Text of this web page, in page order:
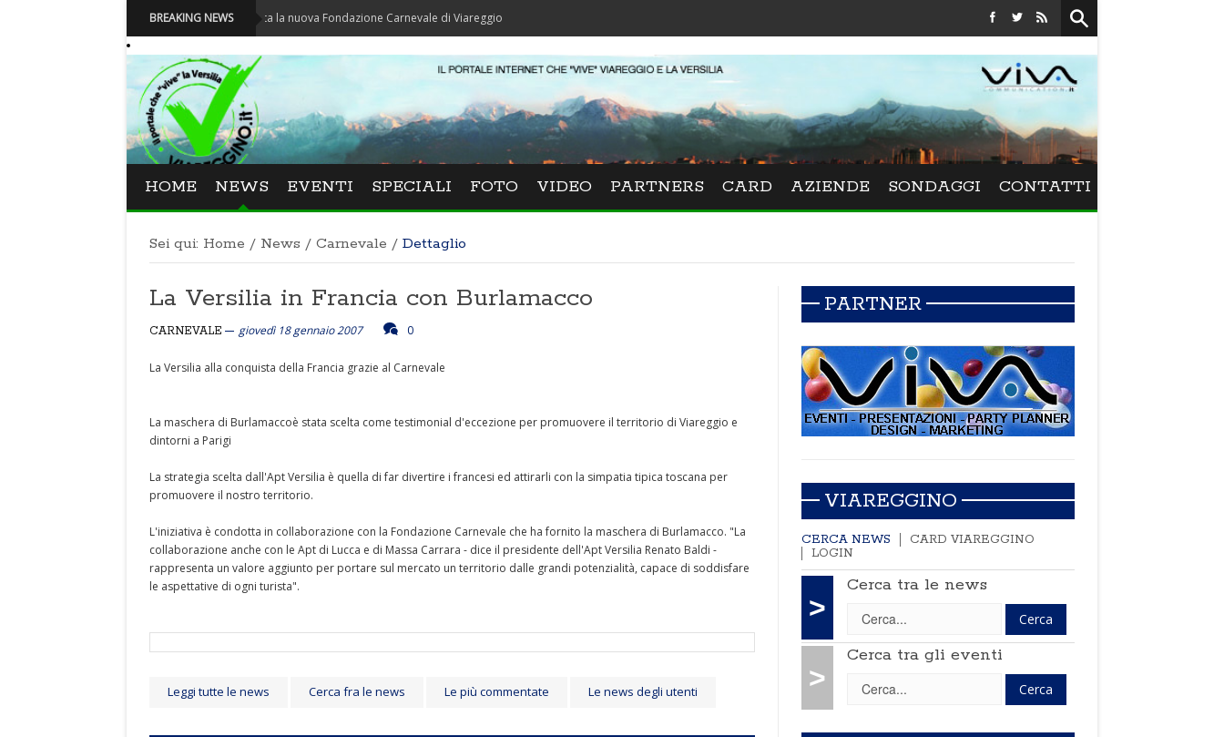
BREAKING NEWS
Carnevale - Nominata la nuova Fondazione Carnevale di Viareggio Festival La Versiliana - La direttrice lucchese Beatrice
HOME NEWS EVENTI SPECIALI FOTO VIDEO PARTNERS CARD AZIENDE SONDAGGI CONTATTI
Sei qui: Home / News / Carnevale / Dettaglio
La Versilia in Francia con Burlamacco
CARNEVALE giovedì 18 gennaio 2007 0
La Versilia alla conquista della Francia grazie al Carnevale
La maschera di Burlamaccoè stata scelta come testimonial d'eccezione per promuovere il territorio di Viareggio e
dintorni a Parigi
La strategia scelta dall'Apt Versilia è quella di far divertire i francesi ed attirarli con la simpatia tipica toscana per
promuovere il nostro territorio.
L'iniziativa è condotta in collaborazione con la Fondazione Carnevale che ha fornito la maschera di Burlamacco. "La
collaborazione anche con le Apt di Lucca e di Massa Carrara - dice il presidente dell'Apt Versilia Renato Baldi -
rappresenta un valore aggiunto per portare sul mercato un territorio dalle grandi potenzialità, capace di soddisfare
le aspettative di ogni turista".
Leggi tutte le news Cerca fra le news Le più commentate Le news degli utenti
PARTNER
VIAREGGINO
CERCA NEWS
CARD VIAREGGINO
LOGIN
>
Cerca tra le news
>
Cerca tra gli eventi